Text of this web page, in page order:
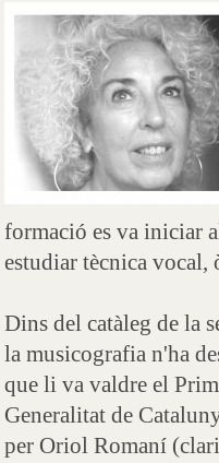
formació es va iniciar
estudiar tècnica vocal,
Dins del catàleg de la
la musicografia n'ha
que li va valdre el
Generalitat de
per Oriol Romaní